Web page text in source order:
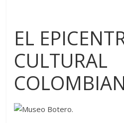
EL
CULTURAL